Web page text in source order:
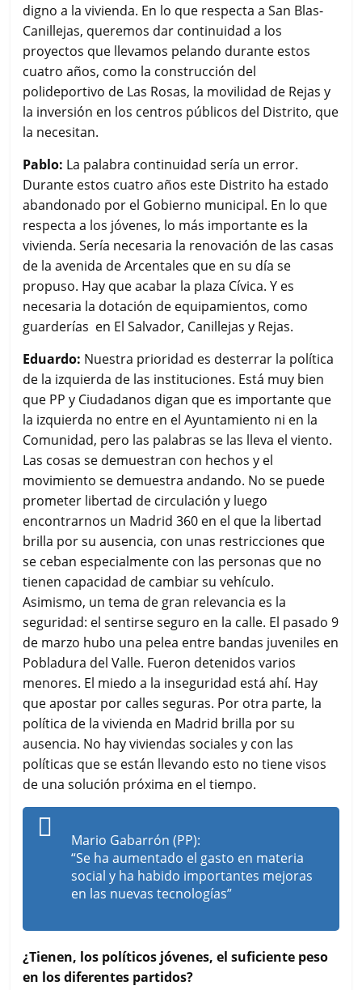
digno a la vivienda. En lo que respecta a San Blas-
Canillejas, queremos dar continuidad a los
proyectos que llevamos pelando durante estos
cuatro años, como la construcción del
polideportivo de Las Rosas, la movilidad de Rejas y
la inversión en los centros públicos del Distrito, que
la necesitan.
Pablo: La palabra continuidad sería un error.
Durante estos cuatro años este Distrito ha estado
abandonado por el Gobierno municipal. En lo que
respecta a los jóvenes, lo más importante es la
vivienda. Sería necesaria la renovación de las casas
de la avenida de Arcentales que en su día se
propuso. Hay que acabar la plaza Cívica. Y es
necesaria la dotación de equipamientos, como
guarderías en El Salvador, Canillejas y Rejas.
Eduardo: Nuestra prioridad es desterrar la política
de la izquierda de las instituciones. Está muy bien
que PP y Ciudadanos digan que es importante que
la izquierda no entre en el Ayuntamiento ni en la
Comunidad, pero las palabras se las lleva el viento.
Las cosas se demuestran con hechos y el
movimiento se demuestra andando. No se puede
prometer libertad de circulación y luego
encontrarnos un Madrid 360 en el que la libertad
brilla por su ausencia, con unas restricciones que
se ceban especialmente con las personas que no
tienen capacidad de cambiar su vehículo.
Asimismo, un tema de gran relevancia es la
seguridad: el sentirse seguro en la calle. El pasado 9
de marzo hubo una pelea entre bandas juveniles en
Pobladura del Valle. Fueron detenidos varios
menores. El miedo a la inseguridad está ahí. Hay
que apostar por calles seguras. Por otra parte, la
política de la vivienda en Madrid brilla por su
ausencia. No hay viviendas sociales y con las
políticas que se están llevando esto no tiene visos
de una solución próxima en el tiempo.
Mario Gabarrón (PP):
“Se ha aumentado el gasto en materia
social y ha habido importantes mejoras
en las nuevas tecnologías”
¿Tienen, los políticos jóvenes, el suficiente peso
en los diferentes partidos?